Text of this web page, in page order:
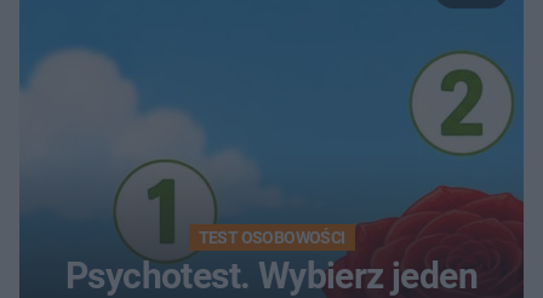
TEST OSOBOWOŚCI
Psychotest. Wybierz jeden